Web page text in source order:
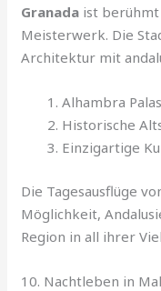
Granada ist
Meisterwerk. Die
Architektur mit
Alhambra
Historische
Einzigartige
Die Tagesausflüge
Möglichkeit,
Region in all ihrer
10. Nachtleben in